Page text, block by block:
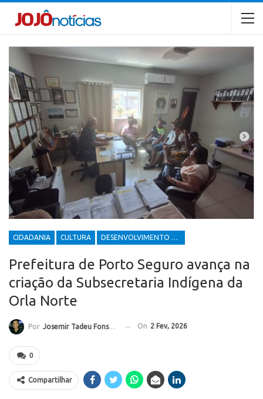
CIDADANIA CULTURA DESENVOLVIMENTO ECONÔMICO E SOCIAL
Prefeitura de Porto Seguro avança na
criação da Subsecretaria Indígena da
Orla Norte
Por Josemir Tadeu Fonseca On 2 Fev, 2026
0
Compartilhar